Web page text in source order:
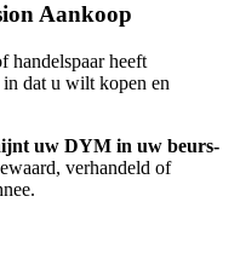
Aankoop
handelspaar heeft
dat u wilt kopen en
uw DYM in uw beurs-
verhandeld of